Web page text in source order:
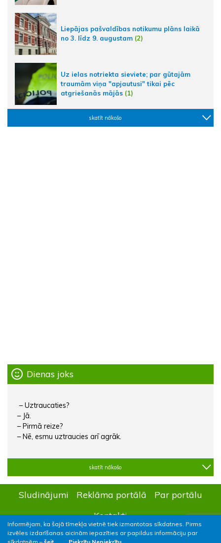
Informējam, ka šajā tīmekļa vietnē tiek izmantotas sīkdatnes. Pirms
izvēles izdarīšanas aicinām iepazīties ar papildus informāciju par
Liepājas pašvaldības notikumu plāns laikā
no 3. līdz 9. augustam (2)
Uz ielas notriekta sieviete; par gūtajām
traumām viņa "apjautusi" tikai pēc
atgriešanās mājās (1)
skatīt nākošo
Dienas joks
– Uztraucaties?
– Jā.
– Pirmā reize?
– Nē, esmu uztraucies arī agrāk.
skatīt nākošo
Sludinājumi Reklāma portālā
Par portālu
Kontakti